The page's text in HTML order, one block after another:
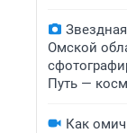
Омской
Путь —
Как